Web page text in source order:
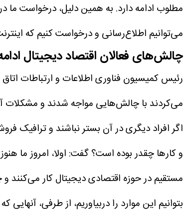
مطلوب ادامه دارد. به همین دلیل، درخواست ما
می‌توانیم اطلاع‌رسانی و درخواست کنیم که
چالش‌های فعالان اقتصاد دیجیتال
رئیس کمیسیون فناوری اطلاعات و ارتباطات
می‌کردند با چالش‌هایی مواجه شدند و مشکلات
اگر افراد دیگری در آن بستر نباشند و ترافیک
و کارها چقدر بوده است؟ گفت: اولا، امروز ما
مستقیم در حوزه اقتصادی دیجیتال کار می‌کنند
بتوانیم این موارد را دربیاوریم، از طرفی،